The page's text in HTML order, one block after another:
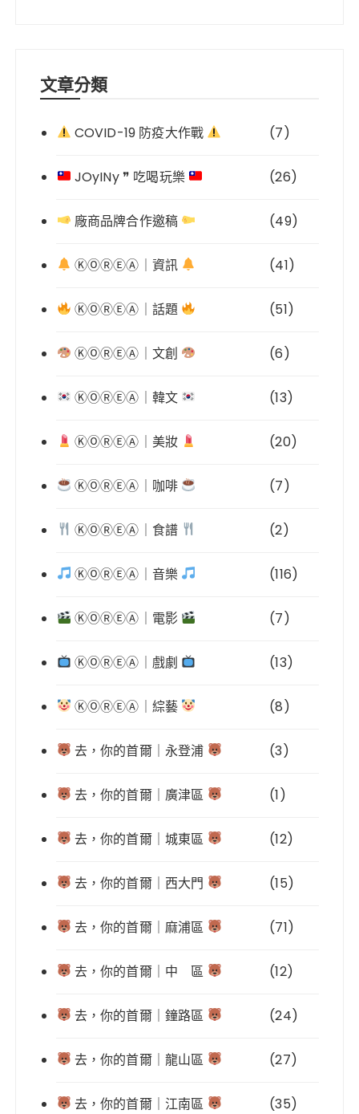
文章分類
COVID-19 防疫大作戰 (7)
JOyINy ❞ 吃喝玩樂 (26)
廠商品牌合作邀稿 (49)
ⓀⓄⓇⒺⒶ｜資訊 (41)
ⓀⓄⓇⒺⒶ｜話題 (51)
ⓀⓄⓇⒺⒶ｜文創 (6)
ⓀⓄⓇⒺⒶ｜韓文 (13)
ⓀⓄⓇⒺⒶ｜美妝 (20)
ⓀⓄⓇⒺⒶ｜咖啡 (7)
ⓀⓄⓇⒺⒶ｜食譜 (2)
ⓀⓄⓇⒺⒶ｜音樂 (116)
ⓀⓄⓇⒺⒶ｜電影 (7)
ⓀⓄⓇⒺⒶ｜戲劇 (13)
ⓀⓄⓇⒺⒶ｜綜藝 (8)
去，你的首爾｜永登浦 (3)
去，你的首爾｜廣津區 (1)
去，你的首爾｜城東區 (12)
去，你的首爾｜西大門 (15)
去，你的首爾｜麻浦區 (71)
去，你的首爾｜中 區 (12)
去，你的首爾｜鐘路區 (24)
去，你的首爾｜龍山區 (27)
去，你的首爾｜江南區 (35)